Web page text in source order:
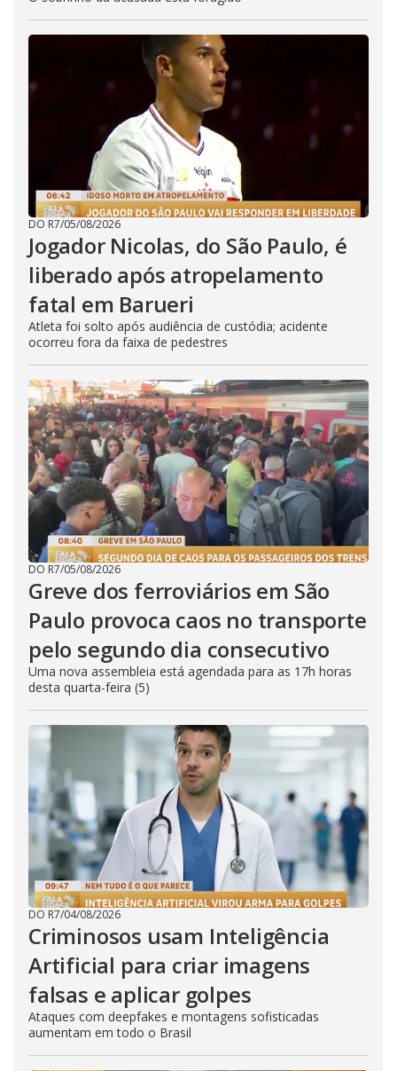
DO R7/05/08/2026
Jogador Nicolas, do São Paulo, é
liberado após atropelamento
fatal em Barueri
Atleta foi solto após audiência de custódia; acidente
ocorreu fora da faixa de pedestres
DO R7/05/08/2026
Greve dos ferroviários em São
Paulo provoca caos no transporte
pelo segundo dia consecutivo
Uma nova assembleia está agendada para as 17h horas
desta quarta-feira (5)
DO R7/04/08/2026
Criminosos usam Inteligência
Artificial para criar imagens
falsas e aplicar golpes
Ataques com deepfakes e montagens sofisticadas
aumentam em todo o Brasil